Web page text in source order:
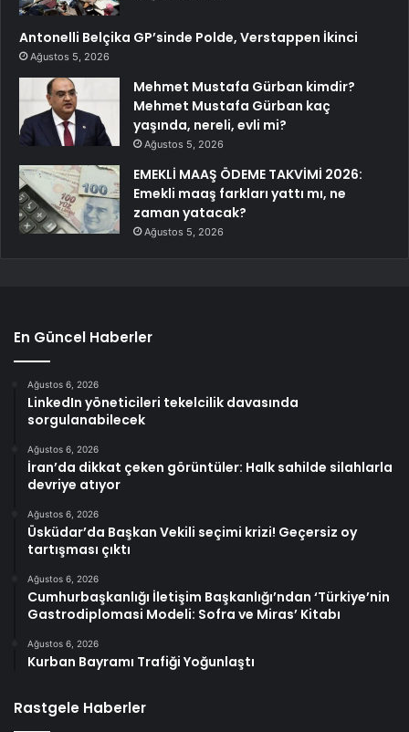
Antonelli Belçika GP’sinde Polde, Verstappen İkinci
Ağustos 5, 2026
Mehmet Mustafa Gürban kimdir?
Mehmet Mustafa Gürban kaç
yaşında, nereli, evli mi?
Ağustos 5, 2026
EMEKLİ MAAŞ ÖDEME TAKVİMİ 2026:
Emekli maaş farkları yattı mı, ne
zaman yatacak?
Ağustos 5, 2026
En Güncel Haberler
Ağustos 6, 2026
LinkedIn yöneticileri tekelcilik davasında
sorgulanabilecek
Ağustos 6, 2026
İran’da dikkat çeken görüntüler: Halk sahilde silahlarla
devriye atıyor
Ağustos 6, 2026
Üsküdar’da Başkan Vekili seçimi krizi! Geçersiz oy
tartışması çıktı
Ağustos 6, 2026
Cumhurbaşkanlığı İletişim Başkanlığı’ndan ‘Türkiye’nin
Gastrodiplomasi Modeli: Sofra ve Miras’ Kitabı
Ağustos 6, 2026
Kurban Bayramı Trafiği Yoğunlaştı
Rastgele Haberler